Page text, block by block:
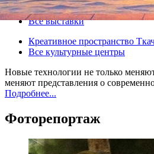
Все выставки
Креативное пространство
Все культурные центры
Новые технологии не только
меняют представления о
Подробнее...
Фоторепортаж